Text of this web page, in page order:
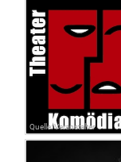
Quelle: Veranstalter